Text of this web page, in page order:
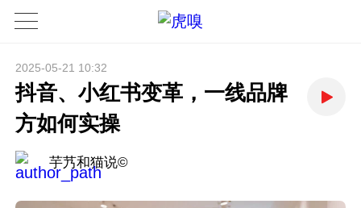
2025-05-21 10:32
抖音、小红书变革，一线品牌
方如何实操
芋艿和猫说©